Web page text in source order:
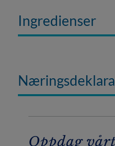
Ingredienser
Oppdag